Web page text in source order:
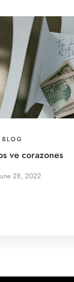
BLOG
ve corazones
28, 2022